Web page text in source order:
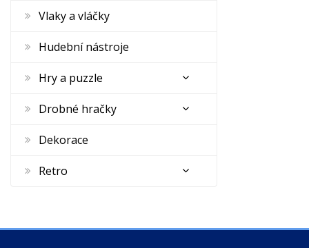
Vlaky a vláčky
Hudební nástroje
Hry a puzzle
Drobné hračky
Dekorace
Retro